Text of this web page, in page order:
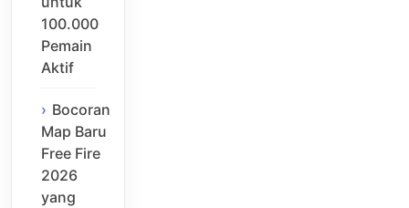
100.000
Pemain
Aktif
Bocoran
Map Baru
Free Fire
2026
yang